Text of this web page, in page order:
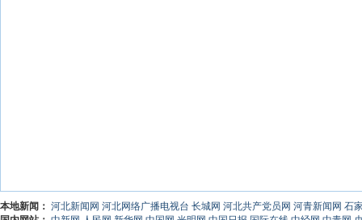
本地新闻： 河北新闻网 河北网络广播电视台 长城网 河北共产党员网 河青新闻网 石